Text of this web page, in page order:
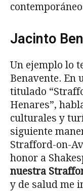
Jacinto
Un ejemplo lo
Benavente. En
titulado
Henares”,
culturales y
siguiente
Strafford-on-
honor a
nuestra
y de salud me